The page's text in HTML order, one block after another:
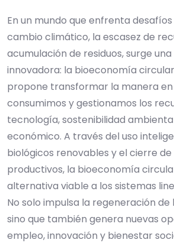
En un mundo que enfrenta
cambio climático, la escasez de
acumulación de residuos, surge
innovadora: la bioeconomía
propone transformar la manera
consumimos y gestionamos los
tecnología, sostenibilidad
económico. A través del uso
biológicos renovables y el cierre de
productivos, la bioeconomía
alternativa viable a los sistemas
No solo impulsa la regeneración de
sino que también genera nuevas
empleo, innovación y bienestar